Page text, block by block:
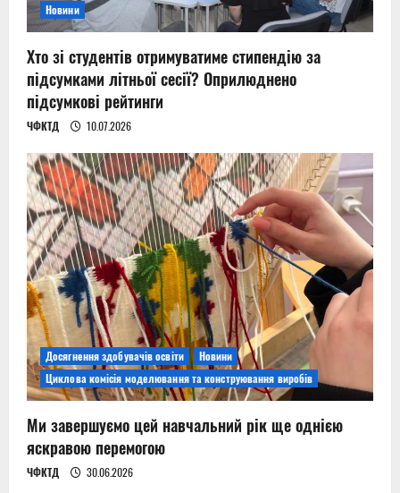
Новини
Хто зі студентів отримуватиме стипендію за
підсумками літньої сесії? Оприлюднено
підсумкові рейтинги
ЧФКТД 10.07.2026
Досягнення здобувачів освіти
Новини
Циклова комісія моделювання та конструювання виробів
Ми завершуємо цей навчальний рік ще однією
яскравою перемогою
ЧФКТД 30.06.2026